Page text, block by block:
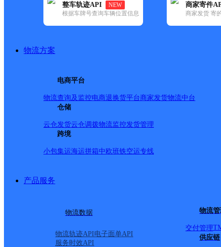
整车轨迹API
NEW
根据车牌号查询车辆位置信息
商家寄件
商家发货 寄
物流方案
电商平台
物流查询及监控电商退换货平台商家发货物流中台
仓储
云仓发货云仓调拨物流监控发货管理
跨境
小包集运海运拼箱中欧班铁空运专线
产品服务
物流数据
物流轨迹API电子面单API
服务时效API
物流
交付管理
供应链
所属快递：德邦快递
所属区域：辽宁省-铁岭市-西丰县
网点地址：辽宁省铁岭市西丰县凉泉镇平安通讯快递代理点
网点负责人：